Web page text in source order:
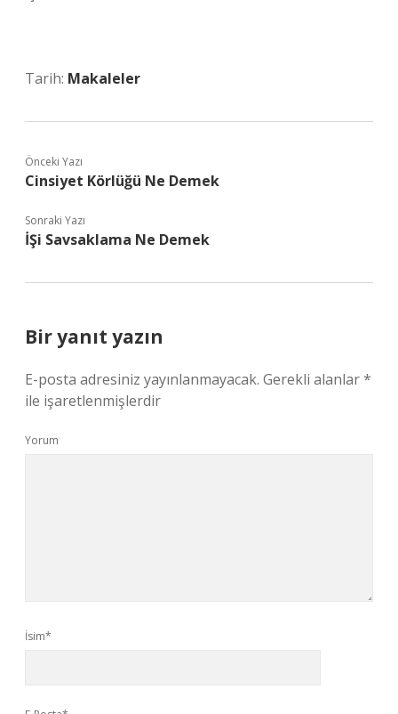
Tarih: Makaleler
Önceki Yazı
Cinsiyet Körlüğü Ne Demek
Sonraki Yazı
İŞi Savsaklama Ne Demek
Bir yanıt yazın
E-posta adresiniz yayınlanmayacak. Gerekli alanlar*
ile işaretlenmişlerdir
Yorum
İsim*